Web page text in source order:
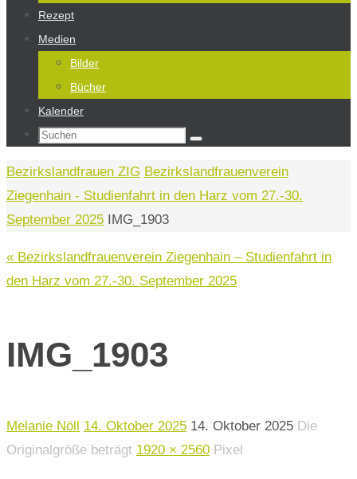
Rezept
Medien
Bilder
Bücher
Kalender
Suchen
Suchen
Start
Bezirkslandfrauen ZIG Bezirkslandfrauenverein
Ziegenhain - Studienfahrt in den Harz vom 27.-30.
September 2025 IMG_1903
« Bezirkslandfrauenverein Ziegenhain – Studienfahrt in
den Harz vom 27.-30. September 2025
IMG_1903
Melanie Nöll 14. Oktober 2025 14. Oktober 2025 Die
Originalgröße beträgt 1920 × 2560 Pixel